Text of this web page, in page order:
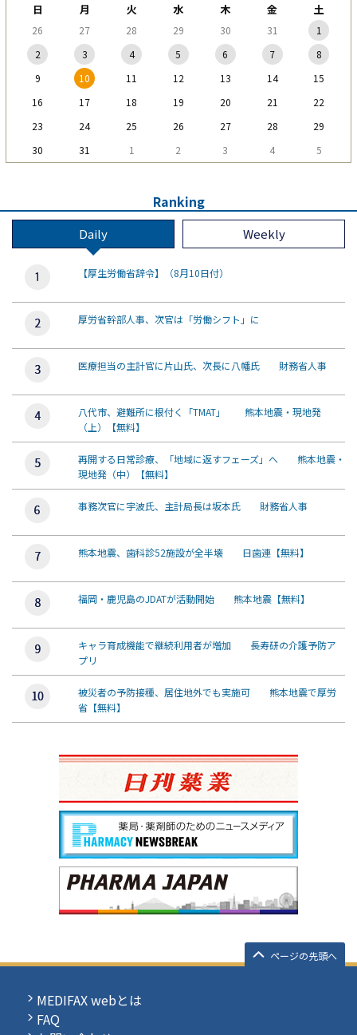
日 月 火 水 木 金 土
26 27 28 29 30 31
1
2
3 4 5 6 7
8
9
10 11 12 13 14
15
16
17 18 19 20 21
22
23
24 25 26 27 28
29
30
31 1 2 3 4 5
Ranking
Daily Weekly
【厚生労働省辞令】（8月10日付）
厚労省幹部人事、次官は「労働シフト」に
医療担当の主計官に片山氏、次長に八幡氏 財務省人事
八代市、避難所に根付く「TMAT」 熊本地震・現地発
（上）【無料】
再開する日常診療、「地域に返すフェーズ」へ 熊本地震・
現地発（中）【無料】
事務次官に宇波氏、主計局長は坂本氏 財務省人事
熊本地震、歯科診52施設が全半壊 日歯連【無料】
福岡・鹿児島のJDATが活動開始 熊本地震【無料】
キャラ育成機能で継続利用者が増加 長寿研の介護予防ア
プリ
被災者の予防接種、居住地外でも実施可 熊本地震で厚労
省【無料】
ページの先頭へ
MEDIFAX webとは
FAQ